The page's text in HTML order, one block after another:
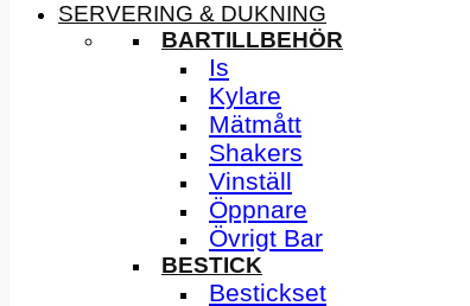
SERVERING & DUKNING
BARTILLBEHÖR
Is
Kylare
Mätmått
Shakers
Vinställ
Öppnare
Övrigt Bar
BESTICK
Bestickset